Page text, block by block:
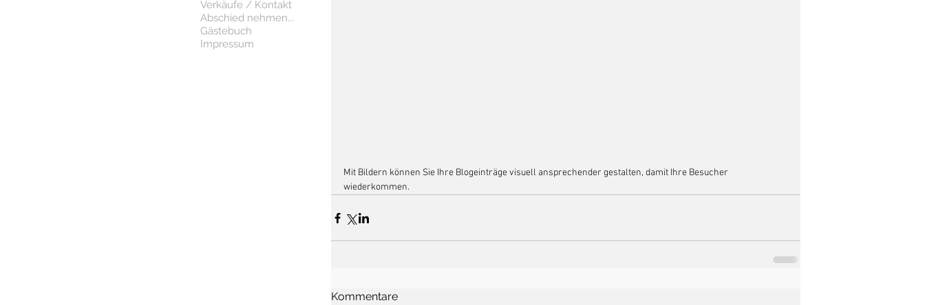
Mit Bildern können Sie Ihre Blogeinträge visuell ansprechender gestalten, damit Ihre Besucher
wiederkommen.
Kommentare
Verkäufe / Kontakt
Abschied nehmen...
Gästebuch
Impressum